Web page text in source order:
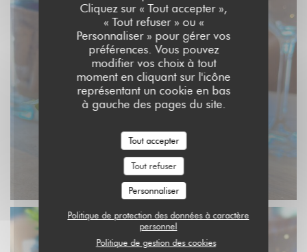
Cliquez sur « Tout accepter »,
« Tout refuser » ou «
Personnaliser » pour gérer vos
préférences. Vous pouvez
modifier vos choix à tout
moment en cliquant sur l'icône
représentant un cookie en bas
à gauche des pages du site.
Tout accepter
Tout refuser
Personnaliser
Politique de protection des données à caractère
personnel
Politique de gestion des cookies